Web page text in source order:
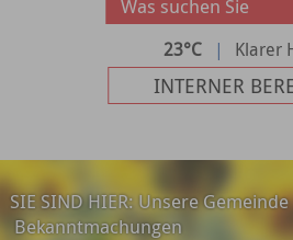
23°C | Klarer
INTERNER
SIE SIND HIER:Unsere Gemeinde
Bekanntmachungen